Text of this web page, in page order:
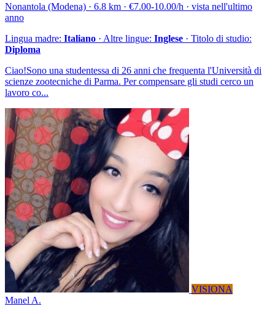
Nonantola (Modena) · 6.8 km · €7.00-10.00/h · vista nell'ultimo
anno
Lingua madre: Italiano · Altre lingue: Inglese · Titolo di studio:
Diploma
Ciao!Sono una studentessa di 26 anni che frequenta l'Università di
scienze zootecniche di Parma. Per compensare gli studi cerco un
lavoro co...
VISIONA
Manel A.